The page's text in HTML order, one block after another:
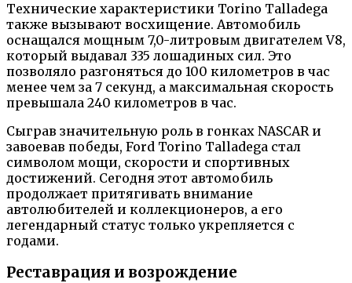
Технические характеристики Torino Talladega
также вызывают восхищение. Автомобиль
оснащался мощным 7,0-литровым двигателем V8,
который выдавал 335 лошадиных сил. Это
позволяло разгоняться до 100 километров в час
менее чем за 7 секунд, а максимальная скорость
превышала 240 километров в час.
Сыграв значительную роль в гонках NASCAR и
завоевав победы, Ford Torino Talladega стал
символом мощи, скорости и спортивных
достижений. Сегодня этот автомобиль
продолжает притягивать внимание
автолюбителей и коллекционеров, а его
легендарный статус только укрепляется с
годами.
Реставрация и возрождение